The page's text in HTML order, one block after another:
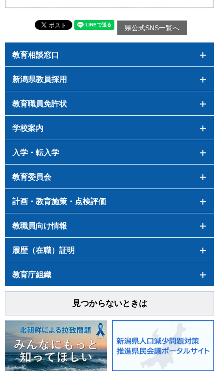
県公式SNS一覧へ
教育相談窓口
新潟県教員採用
教育職員免許状
学校案内
入学・転入学
教育委員会
計画・教育施策・点検評価
教職員向け情報
履歴（在職）証明
教育庁組織
見つからないときは